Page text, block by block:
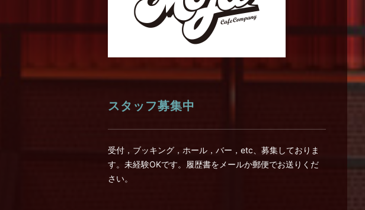
スタッフ募集中
受付，ブッキング，ホール，バー，etc、募集しておりま
す。未経験OKです。履歴書をメールか郵便でお送りくだ
さい。